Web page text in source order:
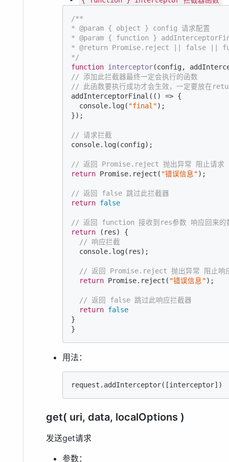
/**
* @param { object } config 请求配置
* @param { function }
* @return Promise.reject || false ||
*/
function interceptor(config,
// 添加此拦截器最终一定会执行的函数
// 此函数要执行成功才会生效，一定要放在
addInterceptorFinal( () => {
console.log( "final");
});
// 请求拦截
console.log(config);
// 返回 Promise.reject 抛出异常 阻止请求
return Promise.reject( "错误信息");
// 返回 false 跳过此拦截器
return false
// 返回 function 接收到res参数 响应回来的
return (res) {
// 响应拦截
console.log(res);
// 返回 Promise.reject 抛出异常 阻止响
return Promise.reject( "错误信息");
// 返回 false 跳过此响应拦截器
return false
}
}
用法：
request.addInterceptor([interceptor])
get( uri, data, localOptions )
发送get请求
参数：